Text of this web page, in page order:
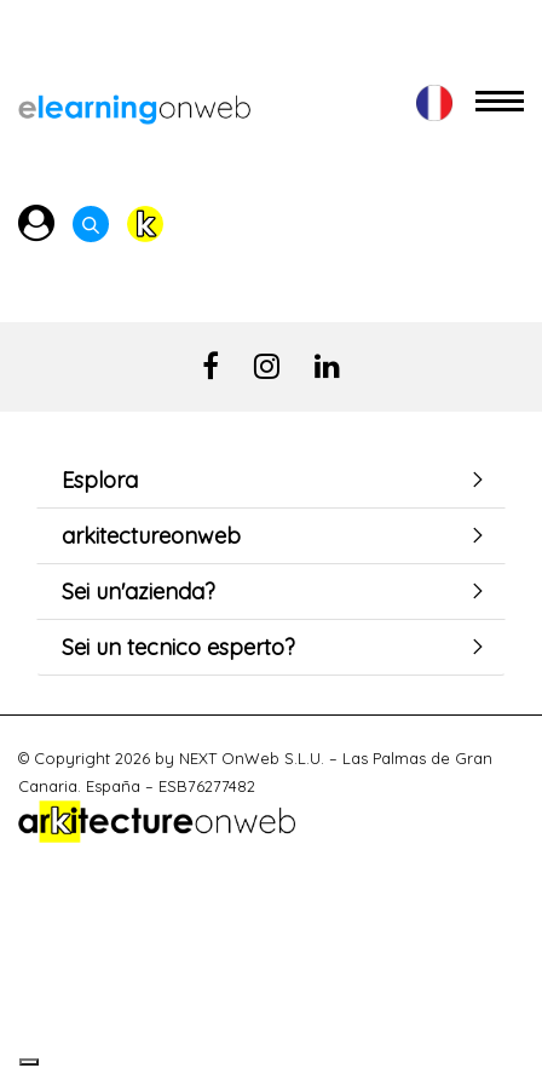
Esplora
arkitectureonweb
Sei un'azienda?
Sei un tecnico esperto?
© Copyright 2026 by NEXT OnWeb S.L.U. – Las Palmas de Gran
Canaria. España – ESB76277482